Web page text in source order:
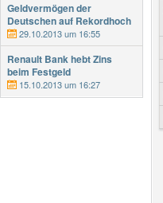
Geldvermögen der
Deutschen auf Rekordhoch
29.10.2013 um 16:55
Renault Bank hebt Zins
beim Festgeld
15.10.2013 um 16:27